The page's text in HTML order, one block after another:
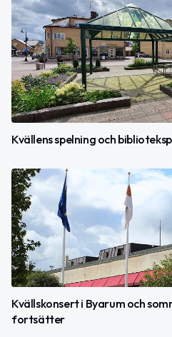
Kvällens spelning och
Kvällskonsert i Byarum och
fortsätter